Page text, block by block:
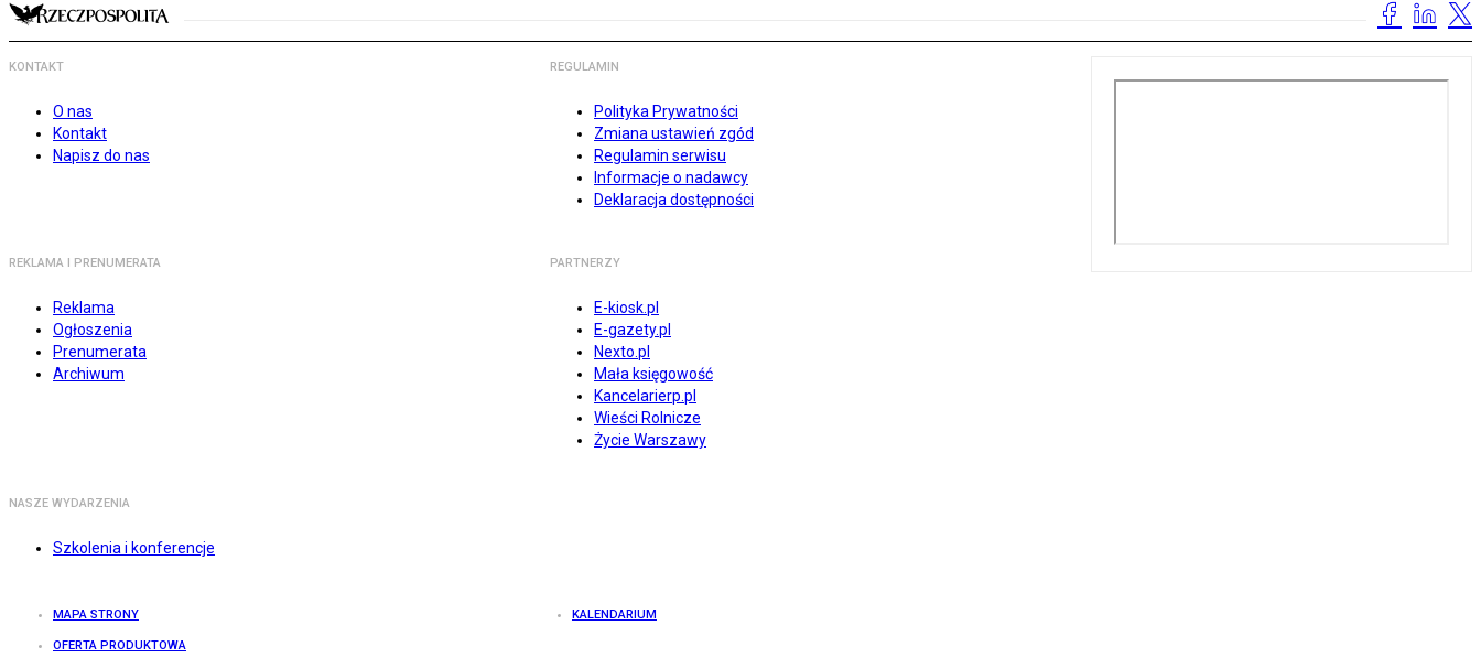
KONTAKT
O nas
Kontakt
Napisz do nas
REGULAMIN
Polityka Prywatności
Zmiana ustawień zgód
Regulamin serwisu
Informacje o nadawcy
Deklaracja dostępności
REKLAMA I PRENUMERATA
Reklama
Ogłoszenia
Prenumerata
Archiwum
PARTNERZY
E-kiosk.pl
E-gazety.pl
Nexto.pl
Mała księgowość
Kancelarierp.pl
Wieści Rolnicze
Życie Warszawy
NASZE WYDARZENIA
Szkolenia i konferencje
MAPA STRONY KALENDARIUM
OFERTA PRODUKTOWA